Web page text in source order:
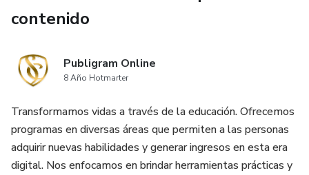
CONSIGUE MÁS SEGUIDORES
alcance y visibilidad en las redes sociales. Cuando llegue
exponencialmente a más personas, su audiencia crecerá.
AUMENTE SU COMPROMISO
contenido
Publigram Online
8 Año Hotmarter
Transformamos vidas a través de la educación. Ofrecemos
programas en diversas áreas que permiten a las personas
adquirir nuevas habilidades y generar ingresos en esta era
digital. Nos enfocamos en brindar herramientas prácticas y